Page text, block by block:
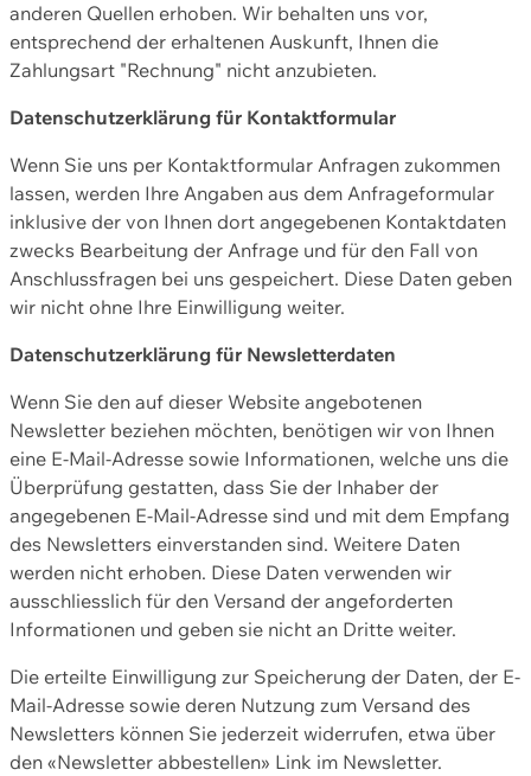
anderen Quellen erhoben. Wir behalten uns vor,
entsprechend der erhaltenen Auskunft, Ihnen die
Zahlungsart "Rechnung" nicht anzubieten.
Datenschutzerklärung für Kontaktformular
Wenn Sie uns per Kontaktformular Anfragen zukommen
lassen, werden Ihre Angaben aus dem Anfrageformular
inklusive der von Ihnen dort angegebenen Kontaktdaten
zwecks Bearbeitung der Anfrage und für den Fall von
Anschlussfragen bei uns gespeichert. Diese Daten geben
wir nicht ohne Ihre Einwilligung weiter.
Datenschutzerklärung für Newsletterdaten
Wenn Sie den auf dieser Website angebotenen
Newsletter beziehen möchten, benötigen wir von Ihnen
eine E-Mail-Adresse sowie Informationen, welche uns die
Überprüfung gestatten, dass Sie der Inhaber der
angegebenen E-Mail-Adresse sind und mit dem Empfang
des Newsletters einverstanden sind. Weitere Daten
werden nicht erhoben. Diese Daten verwenden wir
ausschliesslich für den Versand der angeforderten
Informationen und geben sie nicht an Dritte weiter.
Die erteilte Einwilligung zur Speicherung der Daten, der E-
Mail-Adresse sowie deren Nutzung zum Versand des
Newsletters können Sie jederzeit widerrufen, etwa über
den «Newsletter abbestellen» Link im Newsletter.